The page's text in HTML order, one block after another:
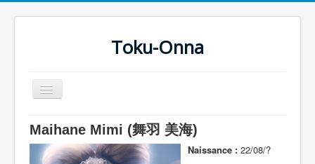
Toku-Onna
Basculer
la
Accueil
Toku-Actrices
Maihane Mimi (舞羽 美海)
Naissance : 22/08/?